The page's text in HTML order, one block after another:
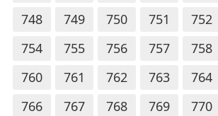
748
749 750 751 752
754
755 756 757 758
760
761 762 763 764
766
767 768 769 770